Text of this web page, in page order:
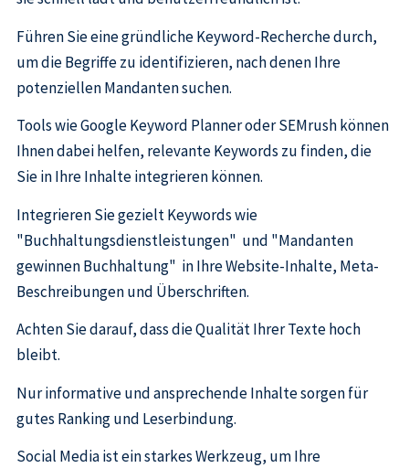
Führen Sie eine gründliche Keyword-Recherche durch,
um die Begriffe zu identifizieren, nach denen Ihre
potenziellen Mandanten suchen.
Tools wie Google Keyword Planner oder SEMrush können
Ihnen dabei helfen, relevante Keywords zu finden, die
Sie in Ihre Inhalte integrieren können.
Integrieren Sie gezielt Keywords wie
"Buchhaltungsdienstleistungen" und "Mandanten
gewinnen Buchhaltung" in Ihre Website-Inhalte, Meta-
Beschreibungen und Überschriften.
Achten Sie darauf, dass die Qualität Ihrer Texte hoch
bleibt.
Nur informative und ansprechende Inhalte sorgen für
gutes Ranking und Leserbindung.
Social Media ist ein starkes Werkzeug, um Ihre